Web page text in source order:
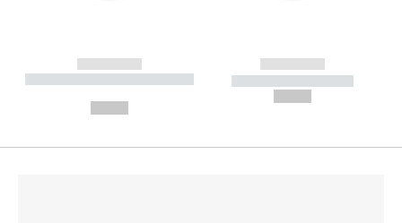
------------
----------- ----------- --------
------------
----------- -----------